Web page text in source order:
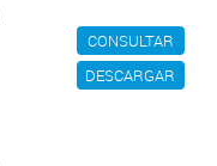
CONSULTAR
DESCARGAR